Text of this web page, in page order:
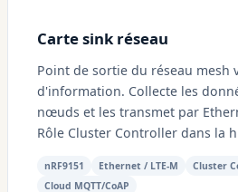
Carte sink réseau
Point de sortie du réseau mesh
d'information. Collecte les
nœuds et les transmet par
Rôle Cluster Controller dans la
nRF9151 Ethernet / LTE-M
Cluster
Cloud MQTT/CoAP